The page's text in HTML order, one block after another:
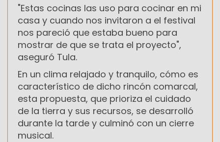
"Estas cocinas las uso para cocinar en mi
casa y cuando nos invitaron a el festival
nos pareció que estaba bueno para
mostrar de que se trata el proyecto",
aseguró Tula.
En un clima relajado y tranquilo, cómo es
característico de dicho rincón comarcal,
esta propuesta, que prioriza el cuidado
de la tierra y sus recursos, se desarrolló
durante la tarde y culminó con un cierre
musical.